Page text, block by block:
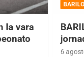
la vara
6